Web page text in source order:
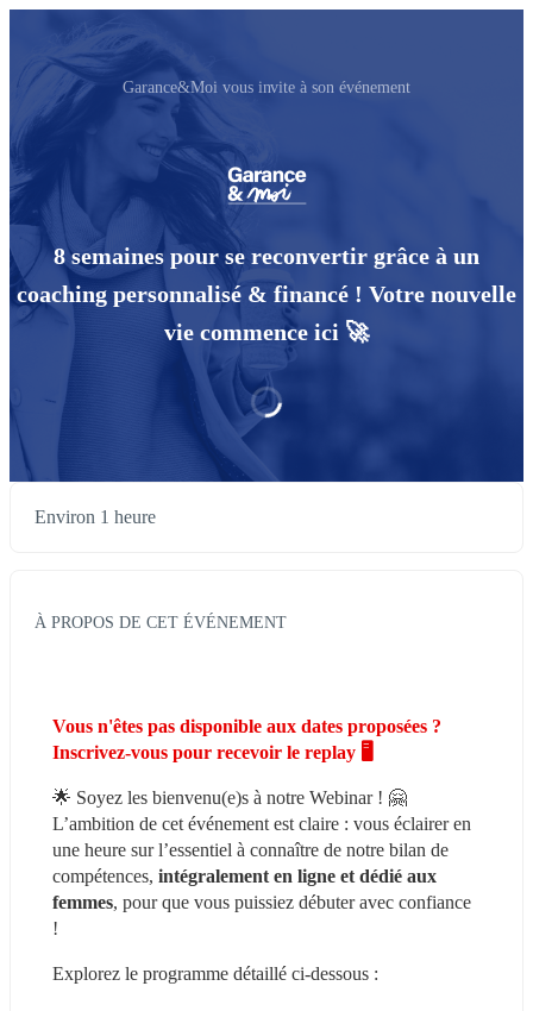
Garance&Moi vous invite à son événement
8 semaines pour se reconvertir grâce à un
coaching personnalisé & financé ! Votre nouvelle
vie commence ici 🚀
Environ 1 heure
À PROPOS DE CET ÉVÉNEMENT
Vous n'êtes pas disponible aux dates proposées ?
Inscrivez-vous pour recevoir le replay 🖥
🌟 Soyez les bienvenu(e)s à notre Webinar ! 🤗
L’ambition de cet événement est claire : vous éclairer en
une heure sur l’essentiel à connaître de notre bilan de
compétences, intégralement en ligne et dédié aux
femmes, pour que vous puissiez débuter avec confiance
!
Explorez le programme détaillé ci-dessous :